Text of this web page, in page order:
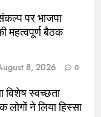
पर भाजपा
महत्वपूर्ण बैठक
8, 2026 0
विशेष स्वच्छता
ने लिया हिस्सा